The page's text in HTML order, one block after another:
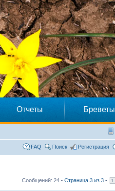
Отчеты Бреветы
FAQ Поиск Регистрация
Сообщений: 24 • Страница 3 из 3 • 1